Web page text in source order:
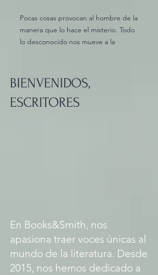
Pocas cosas provocan al hombre de la
manera que lo hace el misterio. Todo
lo desconocido nos mueve a la
(dimensión fantástica) donde se
urden las más interesantes fantasías...
y las más truculentas hipótesis. En
filosófico, desde el cual teme caer y
BIENVENIDOS,
ESCRITORES
En Books&Smith, nos
apasiona traer voces únicas al
mundo de la literatura. Desde
2015, nos hemos dedicado a